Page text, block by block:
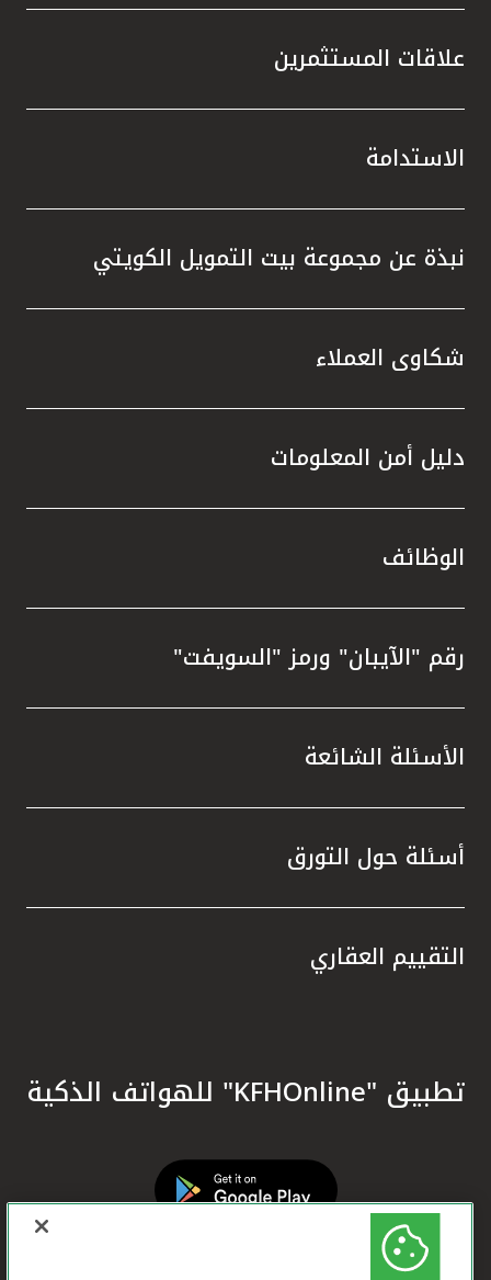
علاقات المستثمرين
الاستدامة
نبذة عن مجموعة بيت التمويل الكويتي
شكاوى العملاء
دليل أمن المعلومات
الوظائف
رقم "الآيبان" ورمز "السويفت"
الأسئلة الشائعة
أسئلة حول التورق
التقييم العقاري
تطبيق "KFHOnline" للهواتف الذكية